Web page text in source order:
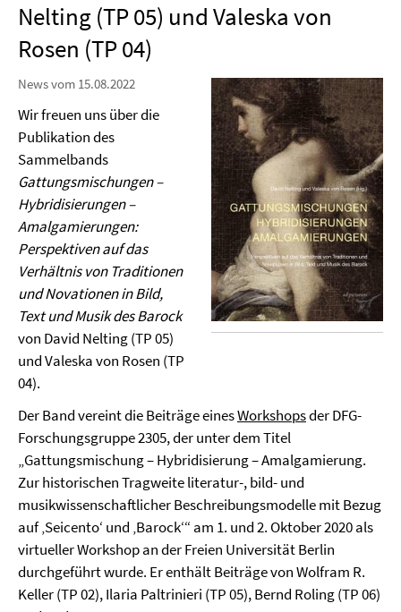
Nelting (TP 05) und Valeska von
Rosen (TP 04)
News vom 15.08.2022
Wir freuen uns über die
Publikation des
Sammelbands
Gattungsmischungen –
Hybridisierungen –
Amalgamierungen:
Perspektiven auf das
Verhältnis von Traditionen
und Novationen in Bild,
Text und Musik des Barock
von David Nelting (TP 05)
und Valeska von Rosen (TP
04).
Der Band vereint die Beiträge einesWorkshopsder DFG-
Forschungsgruppe 2305, der unter dem Titel
„Gattungsmischung – Hybridisierung – Amalgamierung.
Zur historischen Tragweite literatur-, bild- und
musikwissenschaftlicher Beschreibungsmodelle mit Bezug
auf ‚Seicento‘ und ‚Barock‘“ am 1. und 2. Oktober 2020 als
virtueller Workshop an der Freien Universität Berlin
durchgeführt wurde. Er enthält Beiträge von Wolfram R.
Keller (TP 02), Ilaria Paltrinieri (TP 05), Bernd Roling (TP 06)